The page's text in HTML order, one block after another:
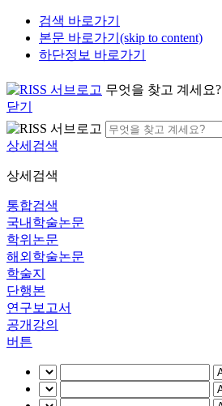
검색 바로가기
본문 바로가기(skip to content)
하단정보 바로가기
무엇을 찾고 계세요?
닫기
상세검색
상세검색
통합검색
국내학술논문
학위논문
해외학술논문
학술지
단행본
연구보고서
공개강의
버튼